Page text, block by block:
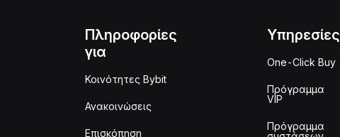
Πληροφορίες
για
Κοινότητες Bybit
Ανακοινώσεις
Επισκόπηση
Υπηρεσίες
One-Click Buy
Πρόγραμμα
VIP
Πρόγραμμα